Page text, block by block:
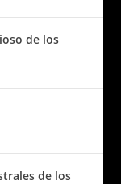
de los
de los